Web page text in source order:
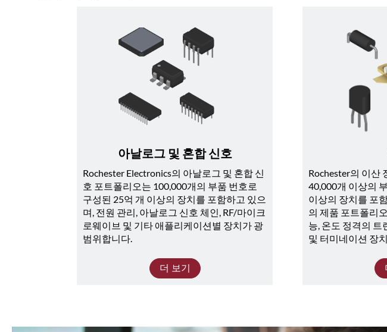
아날로그 및 혼합 신호
Rochester Electronics의 아날로그 및 혼합 신
호 포트폴리오는 100,000개의 부품 번호로
구성된 25억 개 이상의 장치를 포함하고 있으
며, 전원 관리, 아날로그 신호 체인, RF/마이크
로웨이브 및 기타 애플리케이션별 장치가 광
범위합니다.
더 보기
Rochester의 이산
40,000개 이상의
이상의 장치를 포
의 제품 포트폴리
능, 온도 정격의 트
및 터미네이션 장